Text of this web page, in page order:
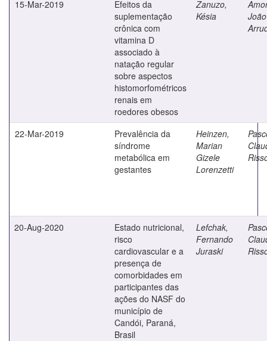
15-Mar-2019
Efeitos da
suplementação
crônica com
vitamina D
associado à
natação regular
sobre aspectos
histomorfométricos
renais em
roedores obesos
Zanuzo,
Késia
22-Mar-2019
Prevalência da
síndrome
metabólica em
gestantes
Heinzen,
Marian
Gizele
Lorenzetti
20-Aug-2020
Estado nutricional,
risco
cardiovascular e a
presença de
comorbidades em
participantes das
ações do NASF do
município de
Candói, Paraná,
Brasil
Lefchak,
Fernando
Juraski